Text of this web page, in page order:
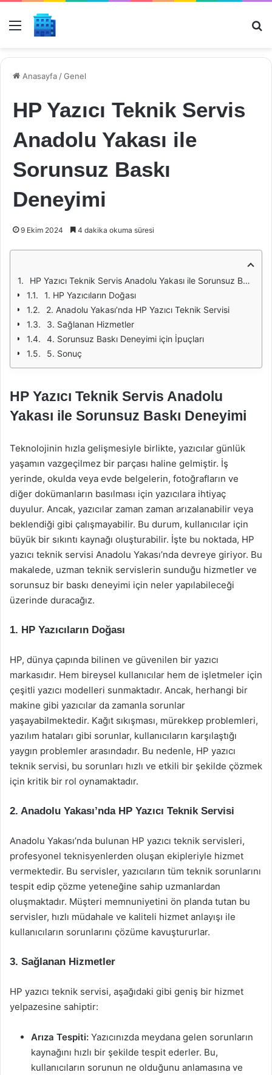
Menü
Anasayfa /Genel
HP Yazıcı Teknik Servis
Anadolu Yakası ile
Sorunsuz Baskı
Deneyimi
9 Ekim 2024 4 dakika okuma süresi
HP Yazıcı Teknik Servis Anadolu Yakası ile Sorunsuz Baskı Deneyimi
1. HP Yazıcıların Doğası
2. Anadolu Yakası’nda HP Yazıcı Teknik Servisi
3. Sağlanan Hizmetler
4. Sorunsuz Baskı Deneyimi için İpuçları
5. Sonuç
HP Yazıcı Teknik Servis Anadolu
Yakası ile Sorunsuz Baskı Deneyimi
Teknolojinin hızla gelişmesiyle birlikte, yazıcılar günlük
yaşamın vazgeçilmez bir parçası haline gelmiştir. İş
yerinde, okulda veya evde belgelerin, fotoğrafların ve
diğer dokümanların basılması için yazıcılara ihtiyaç
duyulur. Ancak, yazıcılar zaman zaman arızalanabilir veya
beklendiği gibi çalışmayabilir. Bu durum, kullanıcılar için
büyük bir sıkıntı kaynağı oluşturabilir. İşte bu noktada, HP
yazıcı teknik servisi Anadolu Yakası’nda devreye giriyor. Bu
makalede, uzman teknik servislerin sunduğu hizmetler ve
sorunsuz bir baskı deneyimi için neler yapılabileceği
üzerinde duracağız.
1. HP Yazıcıların Doğası
HP, dünya çapında bilinen ve güvenilen bir yazıcı
markasıdır. Hem bireysel kullanıcılar hem de işletmeler için
çeşitli yazıcı modelleri sunmaktadır. Ancak, herhangi bir
makine gibi yazıcılar da zamanla sorunlar
yaşayabilmektedir. Kağıt sıkışması, mürekkep problemleri,
yazılım hataları gibi sorunlar, kullanıcıların karşılaştığı
yaygın problemler arasındadır. Bu nedenle, HP yazıcı
teknik servisi, bu sorunları hızlı ve etkili bir şekilde çözmek
için kritik bir rol oynamaktadır.
2. Anadolu Yakası’nda HP Yazıcı Teknik Servisi
Anadolu Yakası’nda bulunan HP yazıcı teknik servisleri,
profesyonel teknisyenlerden oluşan ekipleriyle hizmet
vermektedir. Bu servisler, yazıcıların tüm teknik sorunlarını
tespit edip çözme yeteneğine sahip uzmanlardan
oluşmaktadır. Müşteri memnuniyetini ön planda tutan bu
servisler, hızlı müdahale ve kaliteli hizmet anlayışı ile
kullanıcıların sorunlarını çözüme kavuştururlar.
3. Sağlanan Hizmetler
HP yazıcı teknik servisi, aşağıdaki gibi geniş bir hizmet
yelpazesine sahiptir:
Arıza Tespiti: Yazıcınızda meydana gelen sorunların
kaynağını hızlı bir şekilde tespit ederler. Bu,
kullanıcıların sorunun ne olduğunu anlamasına ve